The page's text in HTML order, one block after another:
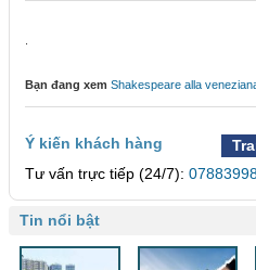
Bạn đang xem Shakespeare alla
Ý kiến khách hàng
Tư vấn trực tiếp (24/7):
Tin nổi bật